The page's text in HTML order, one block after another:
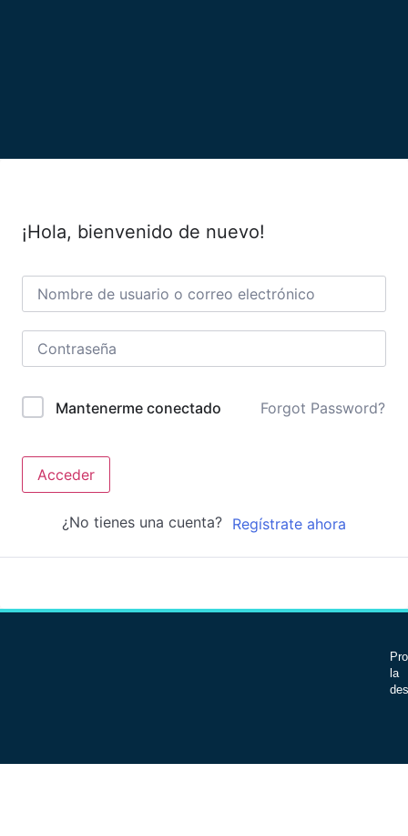
¡Hola, bienvenido de nuevo!
Mantenerme conectado Forgot Password?
Acceder
¿No tienes una cuenta? Regístrate ahora
la